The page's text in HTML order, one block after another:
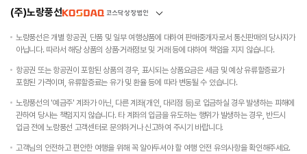
(주)노랑풍선
노랑풍선은 개별 항공권, 단품 및 일부 여행상품에 대하여 판매중개자로서 통신판매의 당사자가
아닙니다. 따라서 해당 상품의 상품·거래정보 및 거래 등에 대하여 책임을 지지 않습니다.
항공권 또는 항공권이 포함된 상품의 경우, 표시되는 상품요금은 세금 및 예상 유류할증료가
포함된 가격이며, 유류할증료는 유가 및 환율 등에 따라 변동될 수 있습니다.
노랑풍선의 '예금주' 계좌가 아닌, 다른 계좌(개인, 대리점 등)로 입금하실 경우 발생하는 피해에
관하여 당사는 책임지지 않습니다. 타 계좌의 입금을 유도하는 행위가 발생하는 경우, 반드시
입금 전에 노랑풍선 고객센터로 문의하거나 신고하여 주시기 바랍니다.
고객님의 안전하고 편안한 여행을 위해 꼭 알아두셔야 할 여행 안전 유의사항을 확인해주세요.